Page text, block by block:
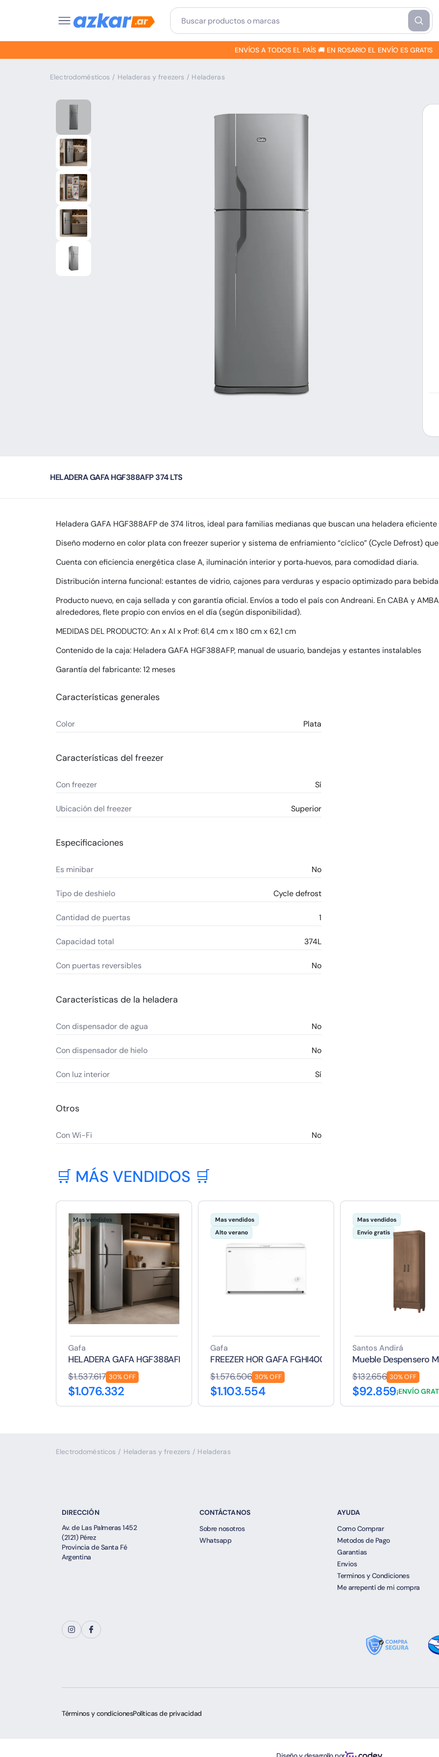
ENVÍOS A TODOS EL PAÍS 🚚 EN ROSARIO EL ENVÍO ES GRATIS
Electrodomésticos / Heladeras y freezers / Heladeras
HELADERA GAFA HGF388AFP 374 LTS
Heladera GAFA HGF388AFP de 374 litros, ideal para familias medianas que buscan una heladera
Diseño moderno en color plata con freezer superior y sistema de enfriamiento “cíclico” (Cycle Defrost)
Cuenta con eficiencia energética clase A, iluminación interior y porta‐huevos, para comodidad diaria.
Distribución interna funcional: estantes de vidrio, cajones para verduras y espacio optimizado para
Producto nuevo, en caja sellada y con garantía oficial. Envíos a todo el país con Andreani. En CABA y
alrededores, flete propio con envíos en el día (según disponibilidad).
MEDIDAS DEL PRODUCTO: An x Al x Prof: 61,4 cm x 180 cm x 62,1 cm
Contenido de la caja: Heladera GAFA HGF388AFP, manual de usuario, bandejas y estantes instalables
Garantía del fabricante: 12 meses
Características generales
Color Plata
Características del freezer
Con freezer Sí
Ubicación del freezer Superior
Especificaciones
Es minibar No
Tipo de deshielo Cycle defrost
Cantidad de puertas 1
Capacidad total 374L
Con puertas reversibles No
Características de la heladera
Con dispensador de agua No
Con dispensador de hielo No
Con luz interior Sí
Otros
Con Wi-Fi No
🛒 MÁS VENDIDOS 🛒
Mas vendidos
Gafa
HELADERA GAFA HGF388AFP 374 LTS
$1.537.617 30% OFF
$1.076.332
Mas vendidos
Alto verano
Gafa
FREEZER HOR GAFA FGHI400B 402LTS
$1.576.506 30% OFF
$1.103.554
Mas vendidos
Envío gratis
Santos Andirá
Mueble Despensero
$132.656 30% OFF
$92.859¡ENVÍO
Electrodomésticos / Heladeras y freezers / Heladeras
DIRECCIÓN
Av. de Las Palmeras 1452
(2121) Pérez
Provincia de Santa Fé
Argentina
CONTÁCTANOS
Sobre nosotros
Whatsapp
AYUDA
Como Comprar
Metodos de Pago
Garantias
Envios
Terminos y Condiciones
Me arrepentí de mi compra
Términos y condicionesPolíticas de privacidad